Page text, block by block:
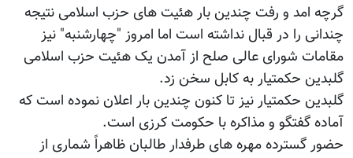
گرچه امد و رفت چندین بار هئیت های حزب اسلامی نتیجه
چندانی را در قبال نداشته است اما امروز "چهارشنبه" نیز
مقامات شورای عالی صلح از آمدن یک هئیت حزب اسلامی
گلبدین حکمتیار به کابل سخن زد.
گلبدین حکمتیار نیز تا کنون چندین بار اعلان نموده است که
آماده گفتگو و مذاکره با حکومت کرزی است.
حضور گسترده مهره های طرفدار طالبان ظاهراً شماری از